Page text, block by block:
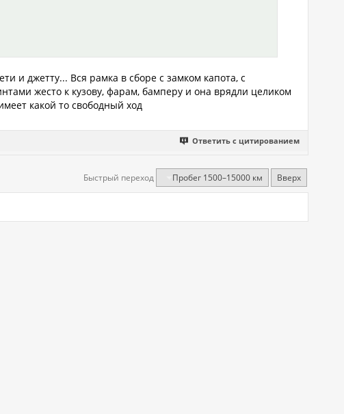
и джетту... Вся рамка в сборе с замком капота, с
жесто к кузову, фарам, бамперу и она врядли целиком
какой то свободный ход
Ответить с цитированием
Быстрый переход Пробег 1500–15000 км Вверх